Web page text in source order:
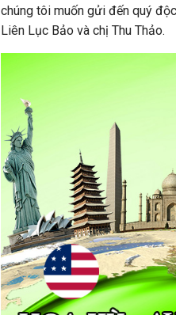
chúng tôi muốn gửi đến quý
Liên Lục Bảo và chị Thu Thảo.